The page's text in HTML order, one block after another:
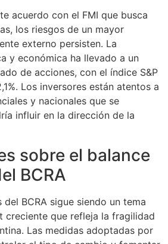
acuerdo con el FMI que busca
los riesgos de un mayor
externo persisten. La
y económica ha llevado a un
de acciones, con el índice S&P
Los inversores están atentos a
y nacionales que se
influir en la dirección de la
sobre el balance
BCRA
BCRA sigue siendo un tema
creciente que refleja la fragilidad
Las medidas adoptadas por